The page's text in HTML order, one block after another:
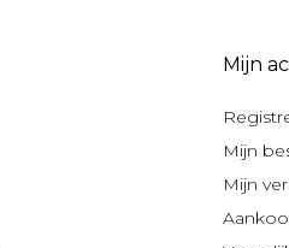
Mijn
Mijn
Mijn